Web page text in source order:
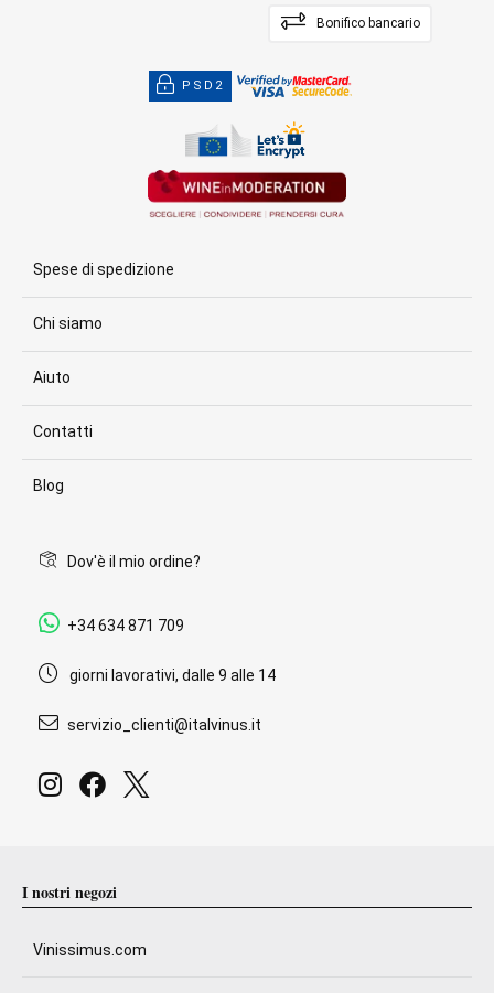
Bonifico bancario
PSD2
Spese di spedizione
Chi siamo
Aiuto
Contatti
Blog
Dov'è il mio ordine?
+34 634 871 709
giorni lavorativi, dalle 9 alle 14
servizio_clienti@italvinus.it
I nostri negozi
Vinissimus.com